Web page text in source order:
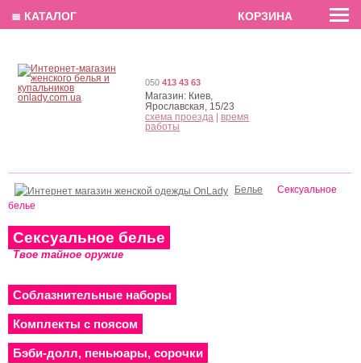
EN РУС
Сексуальное белье
Твое тайное оружие
Соблазнительные наборы
Комплекты с поясом
Бэби-долл, пеньюары, сорочки
Белье
Сексуальное
белье
050 413 43 63
Магазин: Киев,
Ярославская, 15/23
схема проезда
время
работы
≣ КАТАЛОГ КОРЗИНА